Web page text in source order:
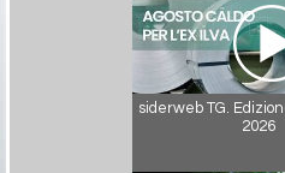
siderweb TG.
2026